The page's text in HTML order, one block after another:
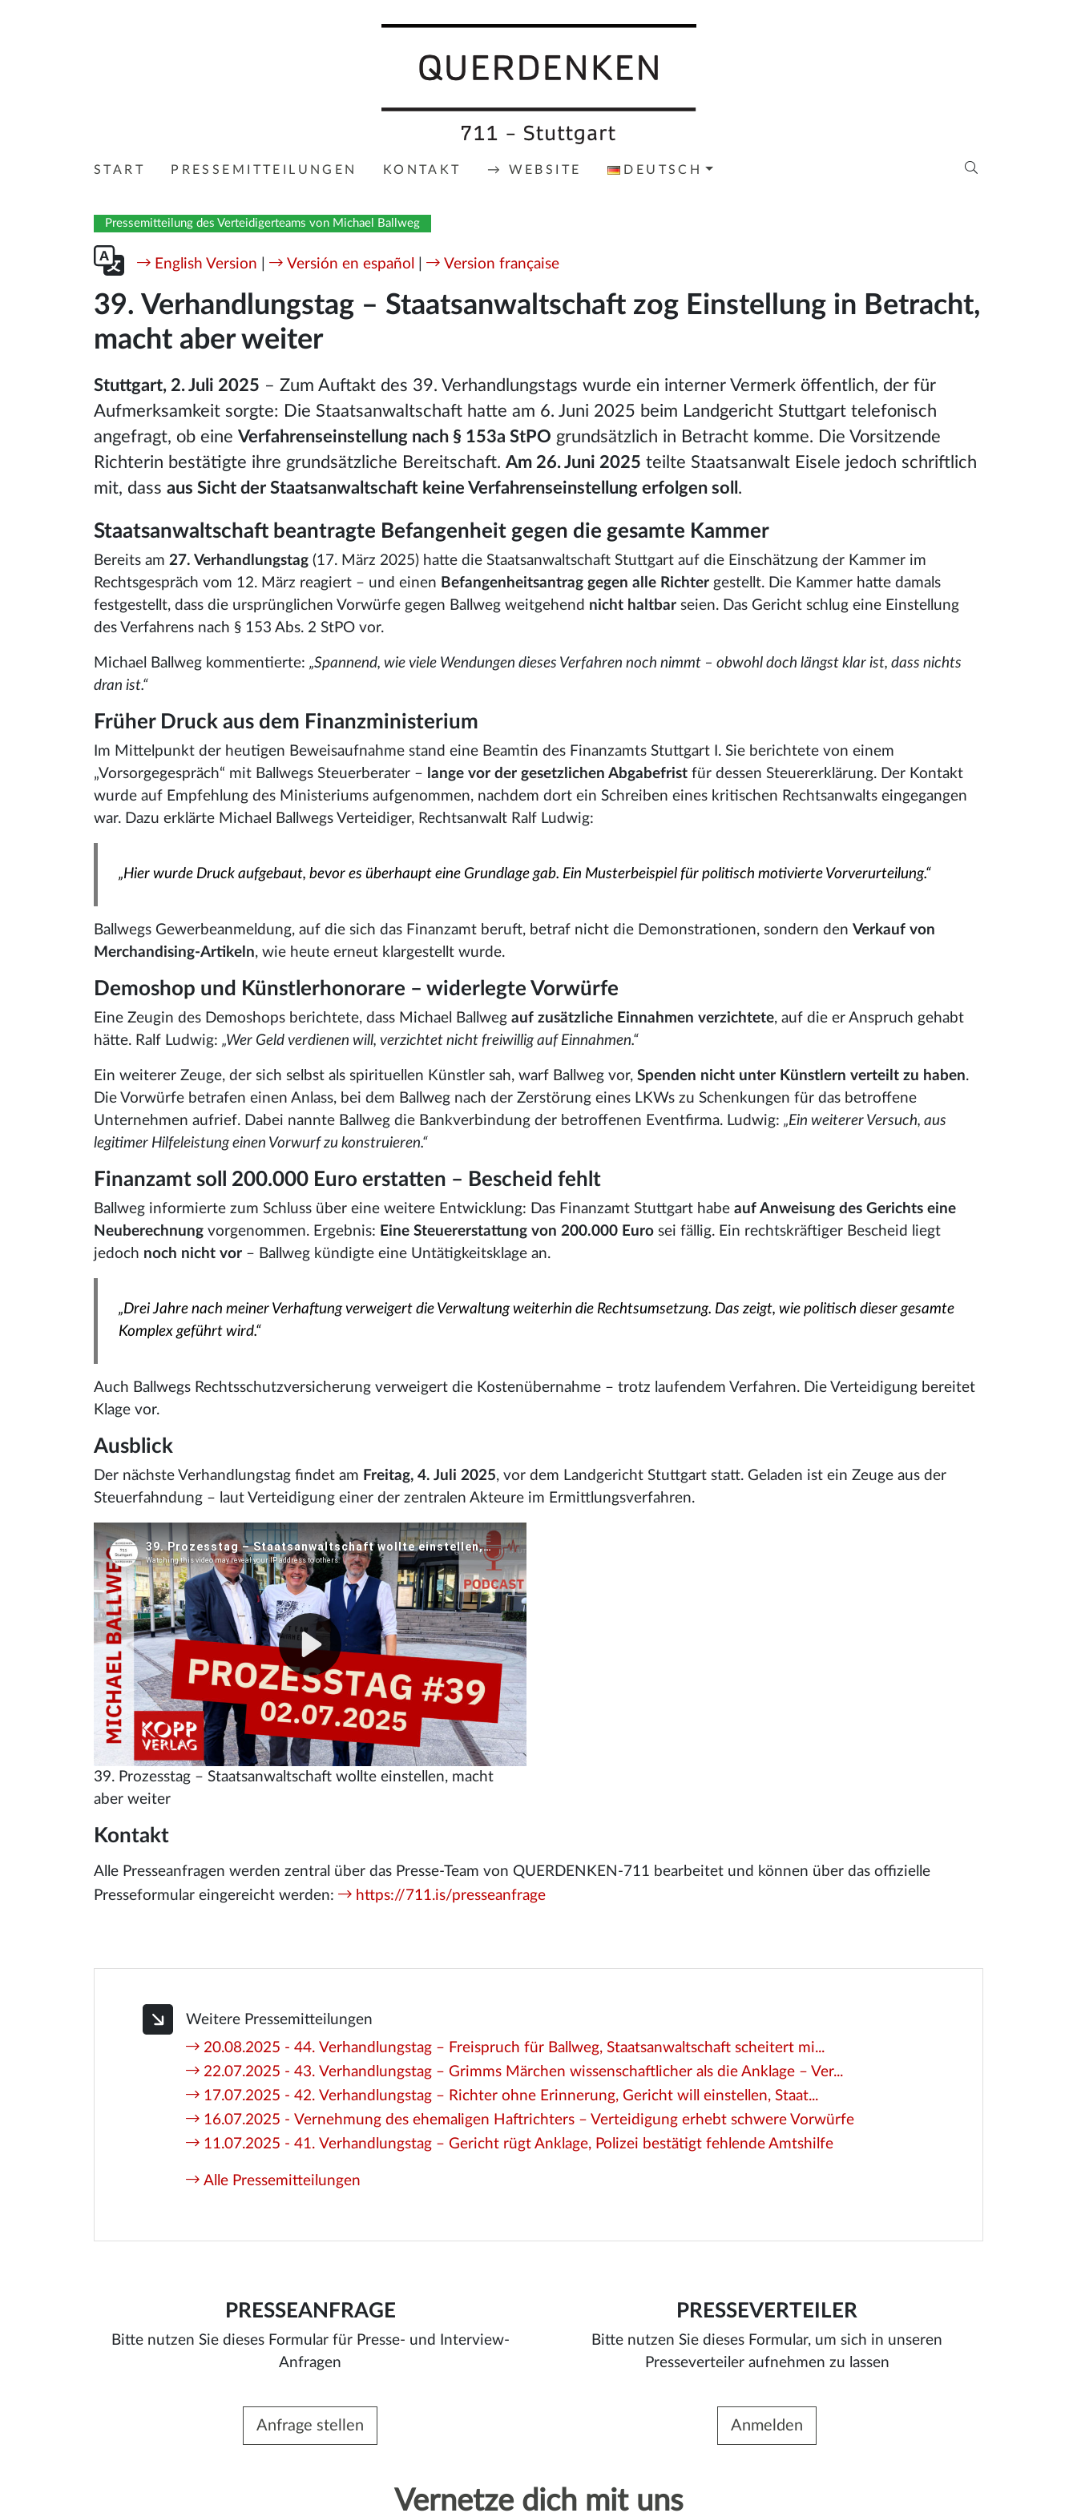
START PRESSEMITTEILUNGEN KONTAKT → WEBSITE DEUTSCH
Pressemitteilung des Verteidigerteams von Michael Ballweg
English Version | Versión en español | Version française
39. Verhandlungstag – Staatsanwaltschaft zog Einstellung in Betracht,
macht aber weiter
Stuttgart, 2. Juli 2025 – Zum Auftakt des 39. Verhandlungstags wurde ein interner Vermerk öffentlich, der für
Aufmerksamkeit sorgte: Die Staatsanwaltschaft hatte am 6. Juni 2025 beim Landgericht Stuttgart telefonisch
angefragt, ob eine Verfahrenseinstellung nach § 153a StPO grundsätzlich in Betracht komme. Die Vorsitzende
Richterin bestätigte ihre grundsätzliche Bereitschaft. Am 26. Juni 2025 teilte Staatsanwalt Eisele jedoch schriftlich
mit, dass aus Sicht der Staatsanwaltschaft keine Verfahrenseinstellung erfolgen soll .
Staatsanwaltschaft beantragte Befangenheit gegen die gesamte Kammer
Bereits am 27. Verhandlungstag (17. März 2025) hatte die Staatsanwaltschaft Stuttgart auf die Einschätzung der Kammer im
Rechtsgespräch vom 12. März reagiert – und einen Befangenheitsantrag gegen alle Richter gestellt. Die Kammer hatte damals
festgestellt, dass die ursprünglichen Vorwürfe gegen Ballweg weitgehend nicht haltbar seien. Das Gericht schlug eine Einstellung
des Verfahrens nach § 153 Abs. 2 StPO vor.
Michael Ballweg kommentierte: „Spannend, wie viele Wendungen dieses Verfahren noch nimmt – obwohl doch längst klar ist, dass nichts
dran ist.“
Früher Druck aus dem Finanzministerium
Im Mittelpunkt der heutigen Beweisaufnahme stand eine Beamtin des Finanzamts Stuttgart I. Sie berichtete von einem
„Vorsorgegespräch“ mit Ballwegs Steuerberater – lange vor der gesetzlichen Abgabefrist für dessen Steuererklärung. Der Kontakt
wurde auf Empfehlung des Ministeriums aufgenommen, nachdem dort ein Schreiben eines kritischen Rechtsanwalts eingegangen
war. Dazu erklärte Michael Ballwegs Verteidiger, Rechtsanwalt Ralf Ludwig:
„Hier wurde Druck aufgebaut, bevor es überhaupt eine Grundlage gab. Ein Musterbeispiel für politisch motivierte Vorverurteilung.“
Ballwegs Gewerbeanmeldung, auf die sich das Finanzamt beruft, betraf nicht die Demonstrationen, sondern den Verkauf von
Merchandising-Artikeln, wie heute erneut klargestellt wurde.
Demoshop und Künstlerhonorare – widerlegte Vorwürfe
Eine Zeugin des Demoshops berichtete, dass Michael Ballweg auf zusätzliche Einnahmen verzichtete, auf die er Anspruch gehabt
hätte. Ralf Ludwig: „Wer Geld verdienen will, verzichtet nicht freiwillig auf Einnahmen.“
Ein weiterer Zeuge, der sich selbst als spirituellen Künstler sah, warf Ballweg vor, Spenden nicht unter Künstlern verteilt zu haben.
Die Vorwürfe betrafen einen Anlass, bei dem Ballweg nach der Zerstörung eines LKWs zu Schenkungen für das betroffene
Unternehmen aufrief. Dabei nannte Ballweg die Bankverbindung der betroffenen Eventfirma. Ludwig: „Ein weiterer Versuch, aus
legitimer Hilfeleistung einen Vorwurf zu konstruieren.“
Finanzamt soll 200.000 Euro erstatten – Bescheid fehlt
Ballweg informierte zum Schluss über eine weitere Entwicklung: Das Finanzamt Stuttgart habe auf Anweisung des Gerichts eine
Neuberechnung vorgenommen. Ergebnis: Eine Steuererstattung von 200.000 Euro sei fällig. Ein rechtskräftiger Bescheid liegt
jedoch noch nicht vor – Ballweg kündigte eine Untätigkeitsklage an.
„Drei Jahre nach meiner Verhaftung verweigert die Verwaltung weiterhin die Rechtsumsetzung. Das zeigt, wie politisch dieser gesamte
Komplex geführt wird.“
Auch Ballwegs Rechtsschutzversicherung verweigert die Kostenübernahme – trotz laufendem Verfahren. Die Verteidigung bereitet
Klage vor.
Ausblick
Der nächste Verhandlungstag findet am Freitag, 4. Juli 2025, vor dem Landgericht Stuttgart statt. Geladen ist ein Zeuge aus der
Steuerfahndung – laut Verteidigung einer der zentralen Akteure im Ermittlungsverfahren.
39. Prozesstag – Staatsanwaltschaft wollte einstellen, macht
aber weiter
Kontakt
Alle Presseanfragen werden zentral über das Presse-Team von QUERDENKEN-711 bearbeitet und können über das offizielle
Presseformular eingereicht werden:
https://711.is/presseanfrage
Weitere Pressemitteilungen
20.08.2025 - 44. Verhandlungstag – Freispruch für Ballweg, Staatsanwaltschaft scheitert mi...
22.07.2025 - 43. Verhandlungstag – Grimms Märchen wissenschaftlicher als die Anklage – Ver...
17.07.2025 - 42. Verhandlungstag – Richter ohne Erinnerung, Gericht will einstellen, Staat...
16.07.2025 - Vernehmung des ehemaligen Haftrichters – Verteidigung erhebt schwere Vorwürfe
11.07.2025 - 41. Verhandlungstag – Gericht rügt Anklage, Polizei bestätigt fehlende Amtshilfe
Alle Pressemitteilungen
PRESSEANFRAGE
Bitte nutzen Sie dieses Formular für Presse- und Interview-
Anfragen
Anfrage stellen
PRESSEVERTEILER
Bitte nutzen Sie dieses Formular, um sich in unseren
Presseverteiler aufnehmen zu lassen
Anmelden
Vernetze dich mit uns